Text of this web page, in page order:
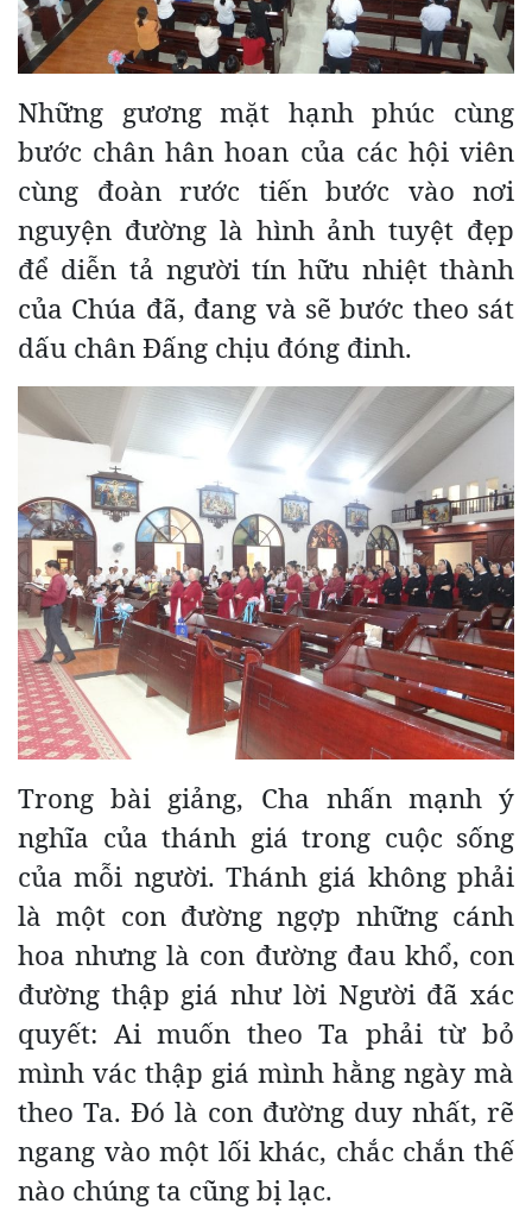
Những gương mặt hạnh phúc cùng
bước chân hân hoan của các hội viên
cùng đoàn rước tiến bước vào nơi
nguyện đường là hình ảnh tuyệt đẹp
để diễn tả người tín hữu nhiệt thành
của Chúa đã, đang và sẽ bước theo sát
dấu chân Đấng chịu đóng đinh.
Trong bài giảng, Cha nhấn mạnh ý
nghĩa của thánh giá trong cuộc sống
của mỗi người. Thánh giá không phải
là một con đường ngợp những cánh
hoa nhưng là con đường đau khổ, con
đường thập giá như lời Người đã xác
quyết: Ai muốn theo Ta phải từ bỏ
mình vác thập giá mình hằng ngày mà
theo Ta. Đó là con đường duy nhất, rẽ
ngang vào một lối khác, chắc chắn thế
nào chúng ta cũng bị lạc.